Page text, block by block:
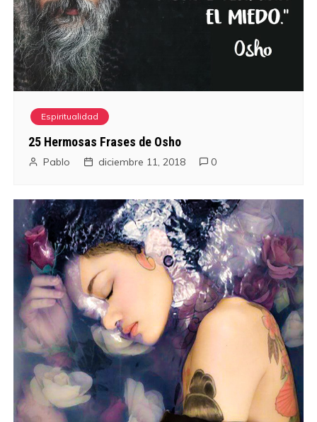
Espiritualidad
25 Hermosas Frases de Osho
Pablo diciembre 11, 2018 0